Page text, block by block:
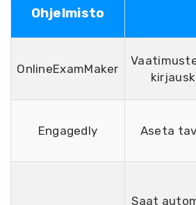
Ohjelmisto
OnlineExamMaker
Engagedly Aseta
Saat